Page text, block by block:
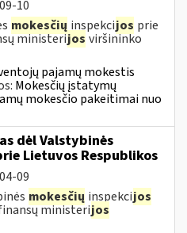
10
mokesčių inspekcijos prie
ministerijos viršininko
pajamų mokestis
Mokesčių įstatymų
mokesčio pakeitimai nuo
dėl Valstybinės
Lietuvos Respublikos
09
mokesčių inspekcijos
ministerijos